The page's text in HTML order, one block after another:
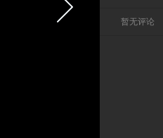
暂无评论